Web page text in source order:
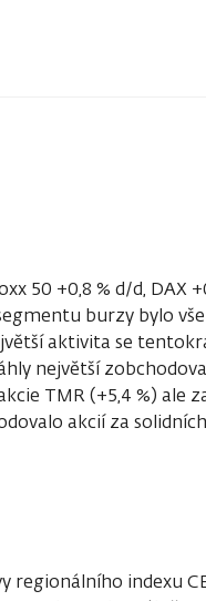
50 +0,8 % d/d, DAX
burzy bylo vše
aktivita se
největší
TMR (+5,4 %) ale
akcií za
indexu